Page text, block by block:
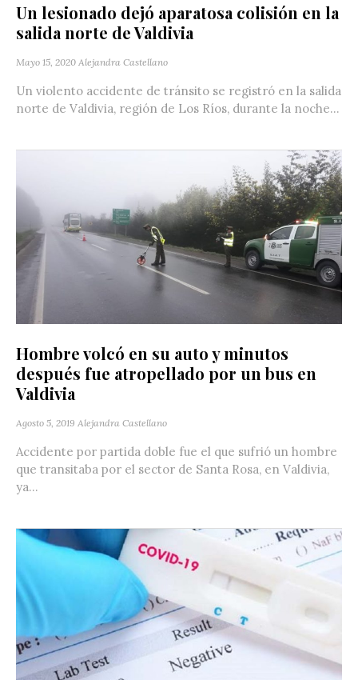
Un lesionado dejó aparatosa colisión en la
salida norte de Valdivia
Mayo 15, 2020 Alejandra Castellano
Un violento accidente de tránsito se registró en la salida
norte de Valdivia, región de Los Ríos, durante la noche...
Hombre volcó en su auto y minutos
después fue atropellado por un bus en
Valdivia
Agosto 5, 2019 Alejandra Castellano
Accidente por partida doble fue el que sufrió un hombre
que transitaba por el sector de Santa Rosa, en Valdivia,
ya...